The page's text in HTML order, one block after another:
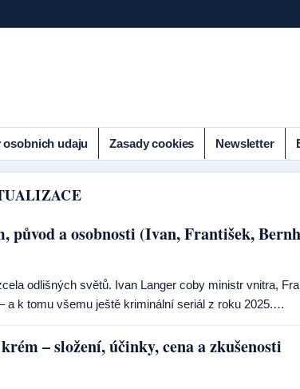
osobnich udaju Zasady cookies Newsletter
původ a osobnosti (Ivan, František,
odlišných světů. Ivan Langer coby ministr vnitra,
a k tomu všemu ještě kriminální seriál z roku 2025.…
– složení, účinky, cena a zkušenosti